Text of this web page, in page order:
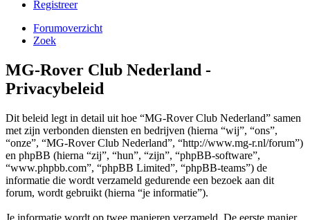
Registreer
Forumoverzicht
Zoek
MG-Rover Club Nederland -
Privacybeleid
Dit beleid legt in detail uit hoe “MG-Rover Club Nederland” samen
met zijn verbonden diensten en bedrijven (hierna “wij”, “ons”,
“onze”, “MG-Rover Club Nederland”, “http://www.mg-r.nl/forum”)
en phpBB (hierna “zij”, “hun”, “zijn”, “phpBB-software”,
“www.phpbb.com”, “phpBB Limited”, “phpBB-teams”) de
informatie die wordt verzameld gedurende een bezoek aan dit
forum, wordt gebruikt (hierna “je informatie”).